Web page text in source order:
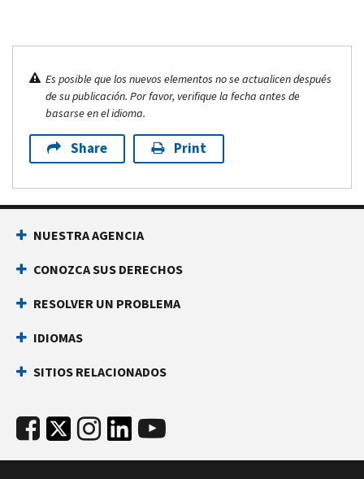
Es posible que los nuevos elementos no se actualicen después
de su publicación. Por favor, verifique la fecha antes de
basarse en el idioma.
Share Print
NUESTRA AGENCIA
CONOZCA SUS DERECHOS
RESOLVER UN PROBLEMA
IDIOMAS
SITIOS RELACIONADOS